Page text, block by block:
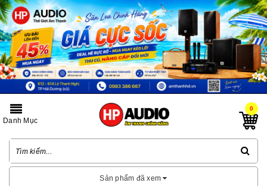
0
Danh Mục
Sản phẩm đã xem